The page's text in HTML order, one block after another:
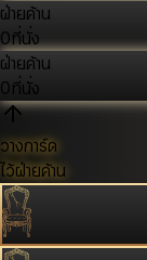
ฝ่ายค้าน
0ที่นั่ง
ฝ่ายค้าน
0ที่นั่ง
วางการ์ด
ไว้ฝ่ายค้าน